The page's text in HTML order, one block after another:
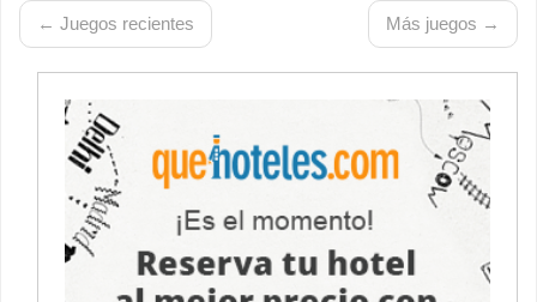
← Juegos recientes Más juegos →